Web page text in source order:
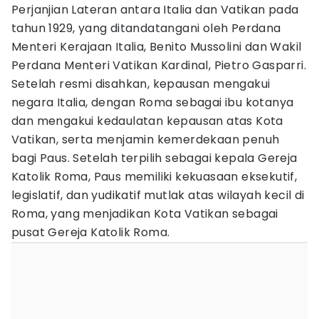
Perjanjian Lateran antara Italia dan Vatikan pada
tahun 1929, yang ditandatangani oleh Perdana
Menteri Kerajaan Italia, Benito Mussolini dan Wakil
Perdana Menteri Vatikan Kardinal, Pietro Gasparri.
Setelah resmi disahkan, kepausan mengakui
negara Italia, dengan Roma sebagai ibu kotanya
dan mengakui kedaulatan kepausan atas Kota
Vatikan, serta menjamin kemerdekaan penuh
bagi Paus. Setelah terpilih sebagai kepala Gereja
Katolik Roma, Paus memiliki kekuasaan eksekutif,
legislatif, dan yudikatif mutlak atas wilayah kecil di
Roma, yang menjadikan Kota Vatikan sebagai
pusat Gereja Katolik Roma.